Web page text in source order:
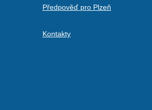
Předpověď pro Plzeň
Kontakty